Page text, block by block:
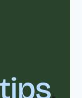
tips,